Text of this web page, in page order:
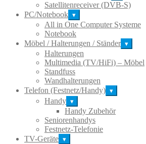
Satellitenreceiver (DVB-S)
PC/Notebook ▾
All in One Computer Systeme
Notebook
Möbel / Halterungen / Ständer ▾
Halterungen
Multimedia (TV/HiFi) – Möbel
Standfuss
Wandhalterungen
Telefon (Festnetz/Handy) ▾
Handy ▾
Handy Zubehör
Seniorenhandys
Festnetz-Telefonie
TV-Geräte ▾